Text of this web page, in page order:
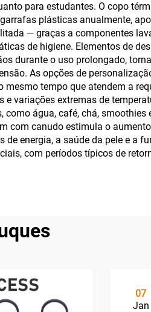
para estudantes. O copo
plásticas anualmente,
— graças a componentes
de higiene. Elementos de
durante o uso prolongado,
As opções de
tempo que atendem a
variações extremas de
água, café, chá, smoothies
com canudo estimula o
energia, a saúde da pele e a
com períodos típicos de
07
Jan